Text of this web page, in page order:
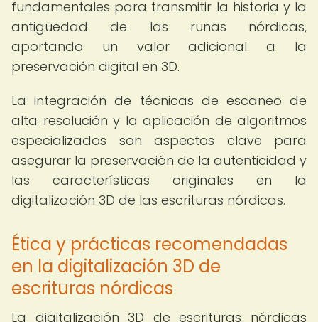
fundamentales para transmitir la historia y la
antigüedad de las runas nórdicas,
aportando un valor adicional a la
preservación digital en 3D.
La integración de técnicas de escaneo de
alta resolución y la aplicación de algoritmos
especializados son aspectos clave para
asegurar la preservación de la autenticidad y
las características originales en la
digitalización 3D de las escrituras nórdicas.
Ética y prácticas recomendadas
en la digitalización 3D de
escrituras nórdicas
La digitalización 3D de escrituras nórdicas